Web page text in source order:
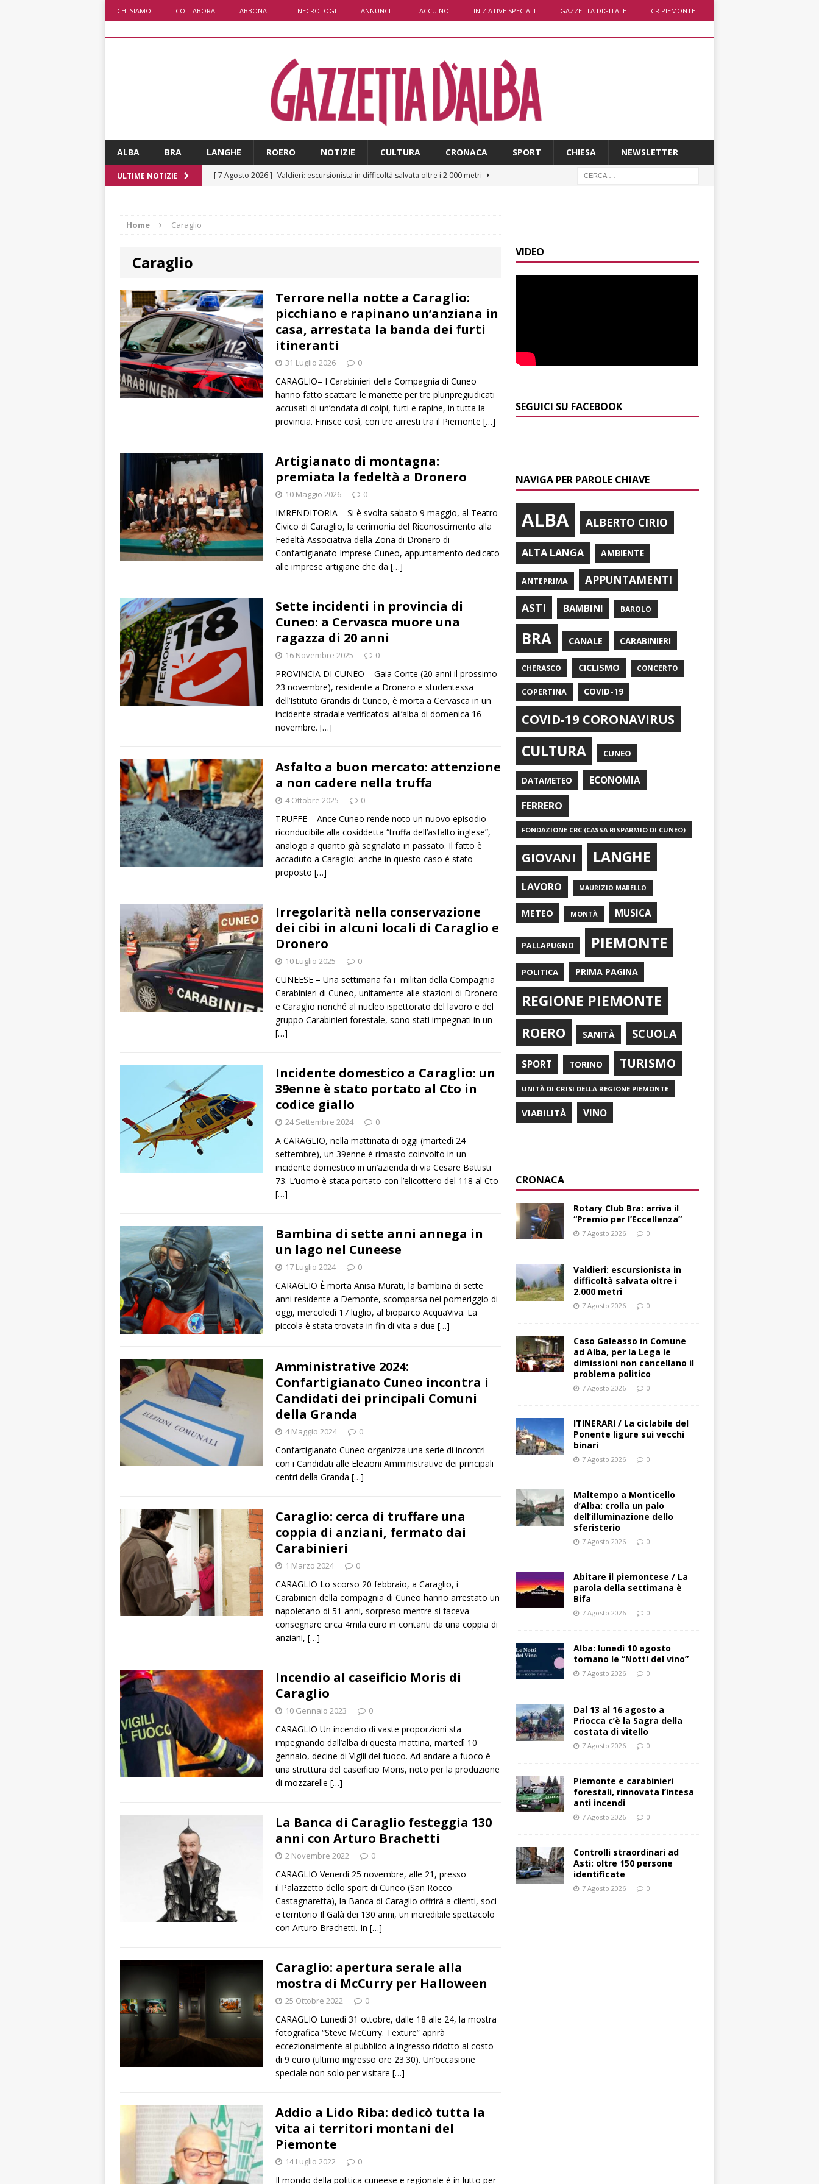
CHI SIAMO COLLABORA ABBONATI NECROLOGI ANNUNCI TACCUINO INIZIATIVE SPECIALI GAZZETTA DIGITALE CR PIEMONTE
ALBA BRA LANGHE ROERO NOTIZIE CULTURA CRONACA SPORT CHIESA NEWSLETTER
ULTIME NOTIZIE [ 7 Agosto 2026 ] Valdieri: escursionista in difficoltà salvata oltre i 2.000 metri
[ 7 Agosto 2026 ]
Maltempo a Monticello d’Alba: crolla un palo dell’illuminazione
dello sferisterio
PRIMO PIANO
[ 7 Agosto 2026 ]
Abitare il piemontese / La parola della settimana è Bifa
CULTURA
[ 7 Agosto 2026 ]
Alba: lunedì 10 agosto tornano le “Notti del vino”
ALBA
Dal 13 al 16 agosto a Priocca c’è la Sagra della costata di
PRIMO PIANO
Home Caraglio
Caraglio
Terrore nella notte a Caraglio:
picchiano e rapinano un’anziana in
casa, arrestata la banda dei furti
itineranti
31 Luglio 2026 0
CARAGLIO– I Carabinieri della Compagnia di Cuneo
hanno fatto scattare le manette per tre pluripregiudicati
accusati di un’ondata di colpi, furti e rapine, in tutta la
provincia. Finisce così, con tre arresti tra il Piemonte […]
Artigianato di montagna:
premiata la fedeltà a Dronero
10 Maggio 2026 0
IMRENDITORIA – Si è svolta sabato 9 maggio, al Teatro
Civico di Caraglio, la cerimonia del Riconoscimento alla
Fedeltà Associativa della Zona di Dronero di
Confartigianato Imprese Cuneo, appuntamento dedicato
alle imprese artigiane che da […]
Sette incidenti in provincia di
Cuneo: a Cervasca muore una
ragazza di 20 anni
16 Novembre 2025 0
PROVINCIA DI CUNEO – Gaia Conte (20 anni il prossimo
23 novembre), residente a Dronero e studentessa
dell’Istituto Grandis di Cuneo, è morta a Cervasca in un
incidente stradale verificatosi all’alba di domenica 16
novembre. […]
Asfalto a buon mercato: attenzione
a non cadere nella truffa
4 Ottobre 2025 0
TRUFFE – Ance Cuneo rende noto un nuovo episodio
riconducibile alla cosiddetta “truffa dell’asfalto inglese”,
analogo a quanto già segnalato in passato. Il fatto è
accaduto a Caraglio: anche in questo caso è stato
proposto […]
Irregolarità nella conservazione
dei cibi in alcuni locali di Caraglio e
Dronero
10 Luglio 2025 0
CUNEESE – Una settimana fa i militari della Compagnia
Carabinieri di Cuneo, unitamente alle stazioni di Dronero
e Caraglio nonché al nucleo ispettorato del lavoro e del
gruppo Carabinieri forestale, sono stati impegnati in un
[…]
Incidente domestico a Caraglio: un
39enne è stato portato al Cto in
codice giallo
24 Settembre 2024 0
A CARAGLIO, nella mattinata di oggi (martedì 24
settembre), un 39enne è rimasto coinvolto in un
incidente domestico in un’azienda di via Cesare Battisti
73. L’uomo è stata portato con l’elicottero del 118 al Cto
[…]
Bambina di sette anni annega in
un lago nel Cuneese
17 Luglio 2024 0
CARAGLIO È morta Anisa Murati, la bambina di sette
anni residente a Demonte, scomparsa nel pomeriggio di
oggi, mercoledì 17 luglio, al bioparco AcquaViva. La
piccola è stata trovata in fin di vita a due […]
Amministrative 2024:
Confartigianato Cuneo incontra i
Candidati dei principali Comuni
della Granda
4 Maggio 2024 0
Confartigianato Cuneo organizza una serie di incontri
con i Candidati alle Elezioni Amministrative dei principali
centri della Granda […]
Caraglio: cerca di truffare una
coppia di anziani, fermato dai
Carabinieri
1 Marzo 2024 0
CARAGLIO Lo scorso 20 febbraio, a Caraglio, i
Carabinieri della compagnia di Cuneo hanno arrestato un
napoletano di 51 anni, sorpreso mentre si faceva
consegnare circa 4mila euro in contanti da una coppia di
anziani, […]
Incendio al caseificio Moris di
Caraglio
10 Gennaio 2023 0
CARAGLIO Un incendio di vaste proporzioni sta
impegnando dall’alba di questa mattina, martedì 10
gennaio, decine di Vigili del fuoco. Ad andare a fuoco è
una struttura del caseificio Moris, noto per la produzione
di mozzarelle […]
La Banca di Caraglio festeggia 130
anni con Arturo Brachetti
2 Novembre 2022 0
CARAGLIO Venerdì 25 novembre, alle 21, presso
il Palazzetto dello sport di Cuneo (San Rocco
Castagnaretta), la Banca di Caraglio offrirà a clienti, soci
e territorio Il Galà dei 130 anni, un incredibile spettacolo
con Arturo Brachetti. In […]
Caraglio: apertura serale alla
mostra di McCurry per Halloween
25 Ottobre 2022 0
CARAGLIO Lunedì 31 ottobre, dalle 18 alle 24, la mostra
fotografica “Steve McCurry. Texture” aprirà
eccezionalmente al pubblico a ingresso ridotto al costo
di 9 euro (ultimo ingresso ore 23.30). Un’occasione
speciale non solo per visitare […]
Addio a Lido Riba: dedicò tutta la
vita ai territori montani del
Piemonte
14 Luglio 2022 0
Il mondo della politica cuneese e regionale è in lutto per
VIDEO
SEGUICI SU FACEBOOK
NAVIGA PER PAROLE CHIAVE
ALBA ALBERTO CIRIO
ALTA LANGA AMBIENTE
ANTEPRIMA
APPUNTAMENTI
ASTI
BAMBINI BAROLO
BRA CANALE CARABINIERI
CHERASCO CICLISMO CONCERTO
COPERTINA COVID-19
COVID-19 CORONAVIRUS
CULTURA CUNEO
DATAMETEO ECONOMIA
FERRERO
FONDAZIONE CRC (CASSA RISPARMIO DI CUNEO)
GIOVANI LANGHE
LAVORO MAURIZIO MARELLO
METEO MONTÀ MUSICA
PALLAPUGNO PIEMONTE
POLITICA PRIMA PAGINA
REGIONE PIEMONTE
ROERO SANITÀ SCUOLA
SPORT TORINO TURISMO
UNITÀ DI CRISI DELLA REGIONE PIEMONTE
VIABILITÀ VINO
CRONACA
Rotary Club Bra: arriva il
“Premio per l’Eccellenza”
7 Agosto 2026 0
Valdieri: escursionista in
difficoltà salvata oltre i
2.000 metri
7 Agosto 2026 0
Caso Galeasso in Comune
ad Alba, per la Lega le
dimissioni non cancellano il
problema politico
7 Agosto 2026 0
ITINERARI / La ciclabile del
Ponente ligure sui vecchi
binari
7 Agosto 2026 0
Maltempo a Monticello
d’Alba: crolla un palo
dell’illuminazione dello
sferisterio
7 Agosto 2026 0
Abitare il piemontese / La
parola della settimana è
Bifa
7 Agosto 2026 0
Alba: lunedì 10 agosto
tornano le “Notti del vino”
7 Agosto 2026 0
Dal 13 al 16 agosto a
Priocca c’è la Sagra della
costata di vitello
7 Agosto 2026 0
Piemonte e carabinieri
forestali, rinnovata l’intesa
anti incendi
7 Agosto 2026 0
Controlli straordinari ad
Asti: oltre 150 persone
identificate
7 Agosto 2026 0